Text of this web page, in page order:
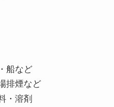
など
煙など
溶剤